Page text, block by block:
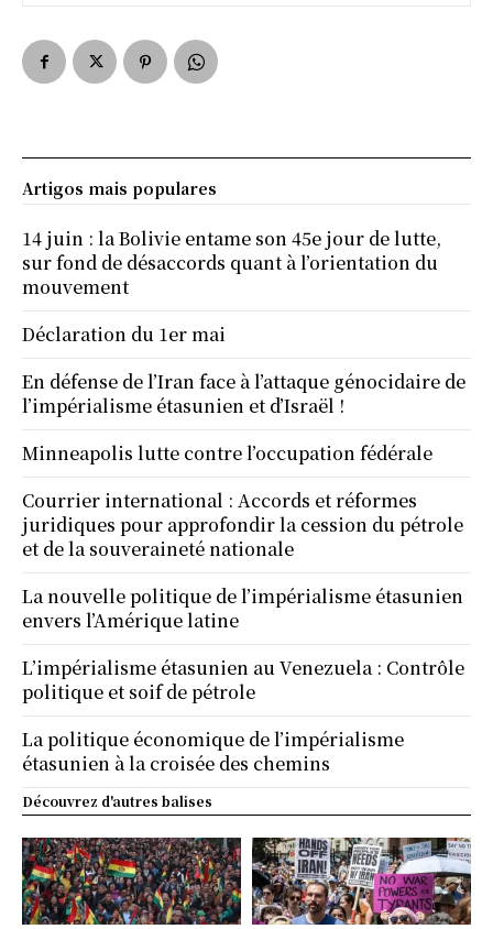
Découvrez d'autres balises
Artigos mais populares
14 juin : la Bolivie entame son 45e jour de lutte,
sur fond de désaccords quant à l’orientation du
mouvement
Déclaration du 1er mai
En défense de l’Iran face à l’attaque génocidaire de
l’impérialisme étasunien et d’Israël !
Minneapolis lutte contre l’occupation fédérale
Courrier international : Accords et réformes
juridiques pour approfondir la cession du pétrole
et de la souveraineté nationale
La nouvelle politique de l’impérialisme étasunien
envers l’Amérique latine
L’impérialisme étasunien au Venezuela : Contrôle
politique et soif de pétrole
La politique économique de l’impérialisme
étasunien à la croisée des chemins